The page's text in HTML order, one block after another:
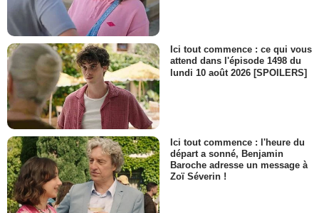
Ici tout commence : ce qui vous
attend dans l'épisode 1498 du
lundi 10 août 2026 [SPOILERS]
Ici tout commence : l'heure du
départ a sonné, Benjamin
Baroche adresse un message à
Zoï Séverin !